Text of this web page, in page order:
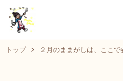
トップ ２月のままがしは、ここで